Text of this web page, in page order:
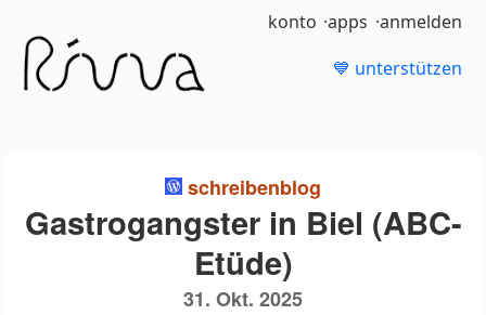
konto apps anmelden
💙 unterstützen
schreibenblog
Gastrogangster in Biel (ABC-
Etüde)
31. Okt. 2025